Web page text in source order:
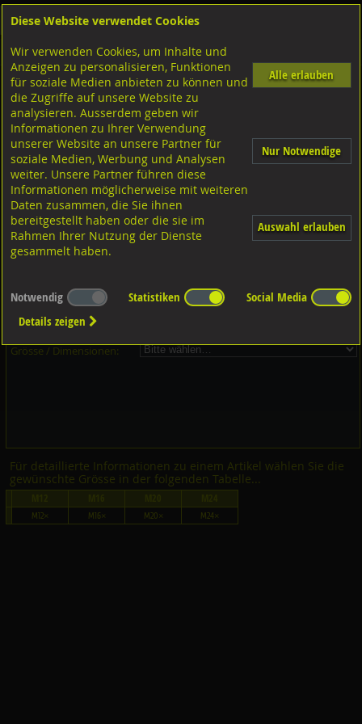
Shop Klemmteile Lindapter Typ AF kurz
Klemmteile Lindapter, Typ AF Gusseisen feuerverzinkt kurz
Dieser Artikel ist in 4 Grössen erhältlich - Bitte wählen Sie...
Artikel-Nr.:
Verpackungs-Einheit:
Grösse / Dimensionen:
Für detaillierte Informationen zu einem Artikel wählen Sie die
gewünschte Grösse in der folgenden Tabelle...
M12× M16× M20× M24×
Diese Website verwendet Cookies
Wir verwenden Cookies, um Inhalte und
Anzeigen zu personalisieren, Funktionen
für soziale Medien anbieten zu können und
die Zugriffe auf unsere Website zu
analysieren. Ausserdem geben wir
Informationen zu Ihrer Verwendung
unserer Website an unsere Partner für
soziale Medien, Werbung und Analysen
weiter. Unsere Partner führen diese
Informationen möglicherweise mit weiteren
Daten zusammen, die Sie ihnen
bereitgestellt haben oder die sie im
Rahmen Ihrer Nutzung der Dienste
gesammelt haben.
Alle erlauben
Nur Notwendige
Auswahl erlauben
Notwendig Statistiken
Social Media
Details zeigen